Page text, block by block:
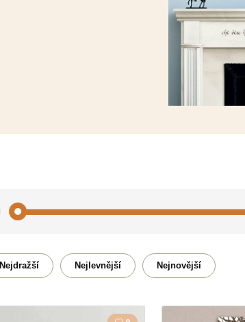
Budhizmus
Nejdražší Nejlevnější Nejnovější